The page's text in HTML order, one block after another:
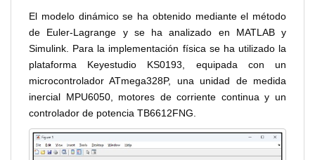
El modelo dinámico se ha obtenido mediante el método
de Euler-Lagrange y se ha analizado en MATLAB y
Simulink. Para la implementación física se ha utilizado la
plataforma Keyestudio KS0193, equipada con un
microcontrolador ATmega328P, una unidad de medida
inercial MPU6050, motores de corriente continua y un
controlador de potencia TB6612FNG.